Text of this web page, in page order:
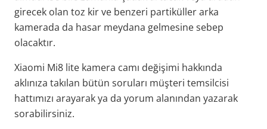
girecek olan toz kir ve benzeri partiküller arka
kamerada da hasar meydana gelmesine sebep
olacaktır.
Xiaomi Mi8 lite kamera camı değişimi hakkında
aklınıza takılan bütün soruları müşteri temsilcisi
hattımızı arayarak ya da yorum alanından yazarak
sorabilirsiniz.